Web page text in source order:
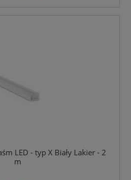
LED - typ X Biały Lakier - 2
m